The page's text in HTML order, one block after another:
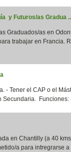
y Futuros/as Gradua
Graduados/as en
trabajar en Francia.
- Tener el CAP o el
Secundaria. Funciones:
en Chantilly (a 40
a para intregrarse a